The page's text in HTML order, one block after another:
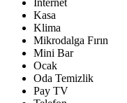
Internet
Kasa
Klima
Mikrodalga Fırın
Mini Bar
Ocak
Oda Temizlik
Pay TV